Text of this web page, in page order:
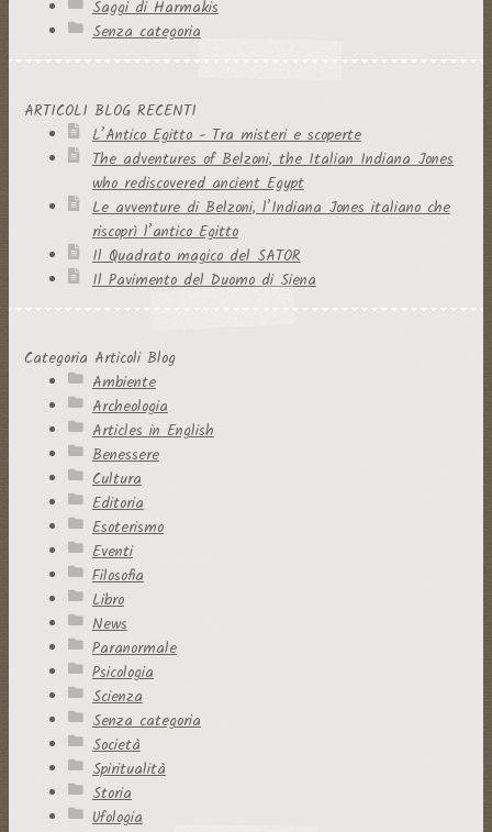
Saggi di Harmakis
Senza categoria
ARTICOLI BLOG RECENTI
L’Antico Egitto - Tra misteri e scoperte
The adventures of Belzoni, the Italian Indiana Jones
who rediscovered ancient Egypt
Le avventure di Belzoni, l’Indiana Jones italiano che
riscoprì l’antico Egitto
Il Quadrato magico del SATOR
Il Pavimento del Duomo di Siena
Categoria Articoli Blog
Ambiente
Archeologia
Articles in English
Benessere
Cultura
Editoria
Esoterismo
Eventi
Filosofia
Libro
News
Paranormale
Psicologia
Scienza
Senza categoria
Società
Spiritualità
Storia
Ufologia